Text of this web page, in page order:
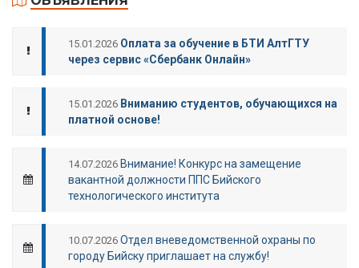
15.01.2026 Оплата за обучение в БТИ АлтГТУ
через сервис «Сбербанк Онлайн»
15.01.2026 Вниманию студентов, обучающихся на
платной основе!
14.07.2026 Внимание! Конкурс на замещение
вакантной должности ППС Бийского
технологического института
10.07.2026 Отдел вневедомственной охраны по
городу Бийску приглашает на службу!